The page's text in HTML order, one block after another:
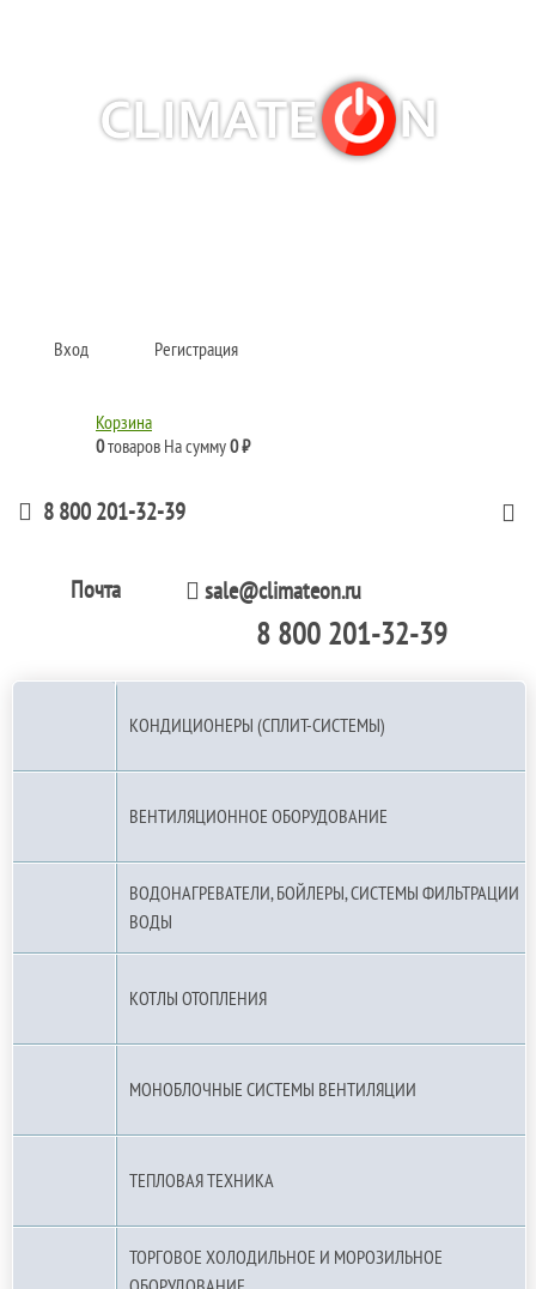
Вход Регистрация
Корзина
0товаров На сумму0 ₽
8 800 201-32-39
Почта sale@climateon.ru
8 800 201-32-39
КОНДИЦИОНЕРЫ (СПЛИТ-СИСТЕМЫ)
ВЕНТИЛЯЦИОННОЕ ОБОРУДОВАНИЕ
ВОДОНАГРЕВАТЕЛИ, БОЙЛЕРЫ, СИСТЕМЫ ФИЛЬТРАЦИИ
ВОДЫ
КОТЛЫ ОТОПЛЕНИЯ
МОНОБЛОЧНЫЕ СИСТЕМЫ ВЕНТИЛЯЦИИ
ТЕПЛОВАЯ ТЕХНИКА
ТОРГОВОЕ ХОЛОДИЛЬНОЕ И МОРОЗИЛЬНОЕ